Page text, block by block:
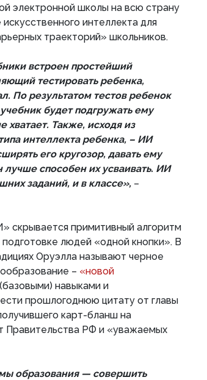
электронной школы на всю страну
интеллекта для
траекторий» школьников.
встроен простейший
тестировать ребенка,
По результатом тестов ребенок
будет подгружать ему
хватает. Также, исходя из
интеллекта ребенка, – ИИ
его кругозор, давать ему
способен их усваивать. ИИ
заданий, и в классе», –
скрывается примитивный алгоритм
людей «одной кнопки». В
Оруэлла называют черное
– «новой
навыками и
прошлогоднюю цитату от главы
карт-бланш на
Правительства РФ и «уважаемых
образования — совершить